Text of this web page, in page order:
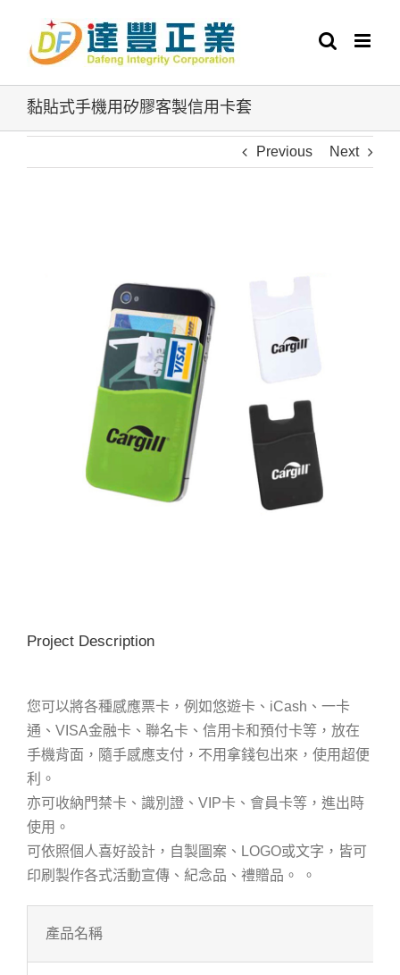
content
黏貼式手機用矽膠客製信用卡套
Previous Next
Project Description
您可以將各種感應票卡，例如悠遊卡、iCash、一卡
通、VISA金融卡、聯名卡、信用卡和預付卡等，放在
手機背面，隨手感應支付，不用拿錢包出來，使用超便
利。
亦可收納門禁卡、識別證、VIP卡、會員卡等，進出時
使用。
可依照個人喜好設計，自製圖案、LOGO或文字，皆可
印刷製作各式活動宣傳、紀念品、禮贈品。 。
產品名稱